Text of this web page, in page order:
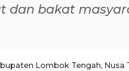
dan bakat
Lombok Tengah, Nusa